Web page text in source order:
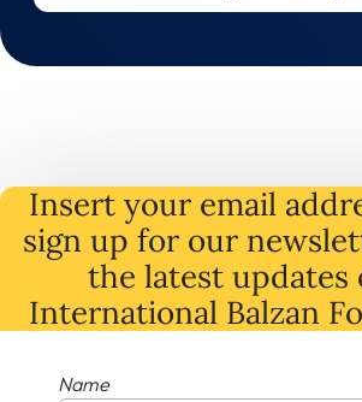
Insert your email
sign up for our
the latest updates
International Balzan
Name